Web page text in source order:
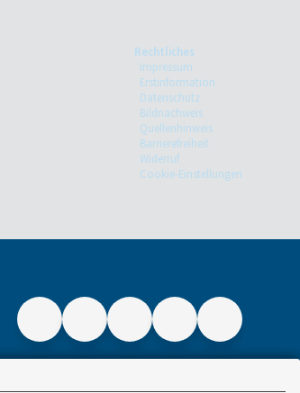
Rechtliches
Impressum
Erstinformation
Datenschutz
Bildnachweis
Quellenhinweis
Barrierefreiheit
Widerruf
Cookie-Einstellungen